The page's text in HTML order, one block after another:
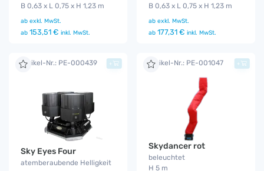
B 0,63 x L 0,75 x H 1,23 m
ab exkl. MwSt.
ab 153,51 € inkl. MwSt.
B 0,63 x L 0,75 x H 1,23 m
ab exkl. MwSt.
ab 177,31 € inkl. MwSt.
Artikel-Nr.: PE-000439
Sky Eyes Four
atemberaubende Helligkeit
+ Artikel-Nr.: PE-001047
Skydancer rot
beleuchtet
H 5 m
+